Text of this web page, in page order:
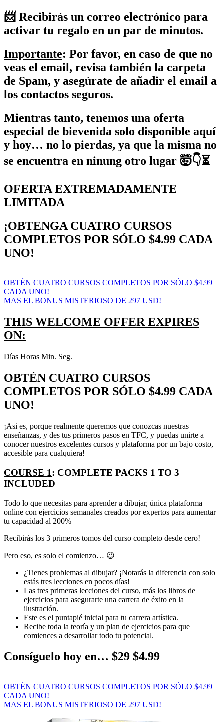
📨 Recibirás un correo electrónico para
activar tu regalo en un par de minutos.
Importante: Por favor, en caso de que no
veas el email, revisa también la carpeta
de Spam, y asegúrate de añadir el email a
los contactos seguros.
Mientras tanto, tenemos una oferta
especial de bievenida solo disponible aquí
y hoy… no lo pierdas, ya que la misma no
se encuentra en ninung otro lugar 🤯👇⏳
OFERTA EXTREMADAMENTE
LIMITADA
¡OBTENGA CUATRO CURSOS
COMPLETOS POR SÓLO $4.99 CADA
UNO!
OBTÉN CUATRO CURSOS COMPLETOS POR SÓLO $4.99
CADA UNO!
MAS EL BONUS MISTERIOSO DE 297 USD!
THIS WELCOME OFFER EXPIRES
ON:
Días Horas Min. Seg.
OBTÉN CUATRO CURSOS
COMPLETOS POR SÓLO $4.99 CADA
UNO!
¡Asi es, porque realmente queremos que conozcas nuestras
enseñanzas, y des tus primeros pasos en TFC, y puedas unirte a
conocer nuestros excelentes cursos y plataforma por un bajo costo,
accesible para cualquiera!
COURSE 1: COMPLETE PACKS 1 TO 3
INCLUDED
Todo lo que necesitas para aprender a dibujar, única plataforma
online con ejercicios semanales creados por expertos para aumentar
tu capacidad al 200%
Recibirás los 3 primeros tomos del curso completo desde cero!
Pero eso, es solo el comienzo… 😉
¿Tienes problemas al dibujar? ¡Notarás la diferencia con solo
estás tres lecciones en pocos días!
Las tres primeras lecciones del curso, más los libros de
ejercicios para asegurarte una carrera de éxito en la
ilustración.
Este es el puntapié inicial para tu carrera artística.
Recibe toda la teoría y un plan de ejercicios para que
comiences a desarrollar todo tu potencial.
Consíguelo hoy en… $29 $4.99
OBTÉN CUATRO CURSOS COMPLETOS POR SÓLO $4.99
CADA UNO!
MAS EL BONUS MISTERIOSO DE 297 USD!